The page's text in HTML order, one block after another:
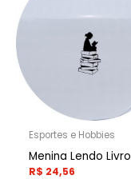
Esportes e Hobbies
Menina Lendo Livro
R$ 24,56